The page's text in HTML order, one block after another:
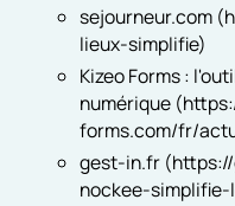
sejourneur.com
lieux-simplifie)
Kizeo Forms :
numérique
forms.com/fr/
gest-in.fr
nockee-